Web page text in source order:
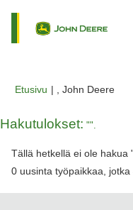
Etusivu | , John Deere
Hakutulokset: "".
Tällä hetkellä ei ole hakua
0 uusinta työpaikkaa,